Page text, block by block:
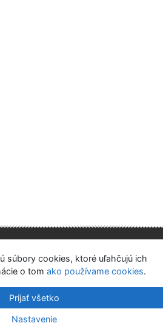
Súkromie
nám Nastavenie cookies
knižnica EU v Bratislave
-Cosmotron Slovakia, s.r.o.
súbory cookies, ktoré uľahčujú ich
o tom ako používame cookies.
Prijať všetko
Nastavenie